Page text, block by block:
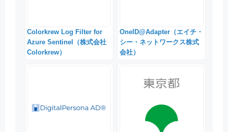
Colorkrew Log Filter for
Azure Sentinel（株式会社
Colorkrew）
OneID@Adapter（エイチ・
シー・ネットワークス株式
会社）